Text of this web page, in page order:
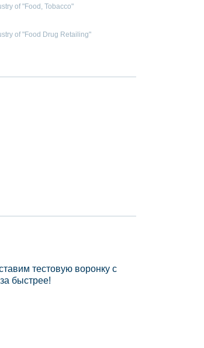
of "Food, Tobacco"
of "Food Drug Retailing"
тестовую воронку с
быстрее!